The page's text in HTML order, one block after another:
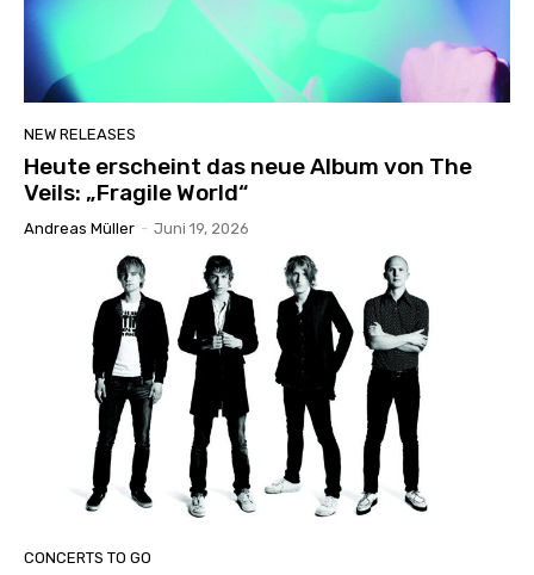
NEW RELEASES
Heute erscheint das neue Album von The
Veils: „Fragile World“
Andreas Müller - Juni 19, 2026
CONCERTS TO GO